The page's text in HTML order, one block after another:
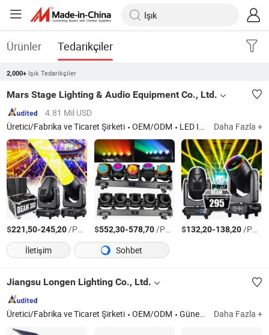
Ürünler Tedarikçiler
2,000+ Işık Tedarikçiler
Mars Stage Lighting & Audio Equipment Co., Ltd.
4.81 Mil USD
Üretici/Fabrika ve Ticaret Şirketi
OEM/ODM LED Işık, Sahne Aydınlatması, Hareketli Baş Işığı, Efekt Işığı, Tarayıcı, Sahne Işığı, LED Sahne Işığı, Disko Işığı, DJ Işığı, Işık Daha Fazla +
$221,50-245,20/Parça $552,30-578,70/Parça $132,20-138,20/Parça
İletişim
Sohbet
Jiangsu Longen Lighting Co., Ltd.
Üretici/Fabrika ve Ticaret Şirketi OEM/ODM Güneş Sokak Lambası, AC Sokak Lambası Daha Fazla +